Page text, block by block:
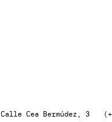
Calle Cea Bermúdez, 3